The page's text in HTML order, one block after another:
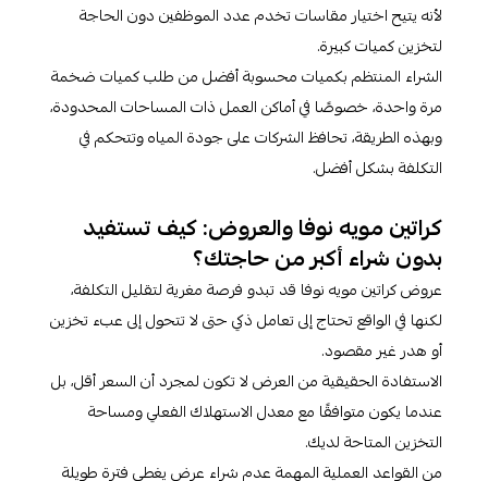
لأنه يتيح اختيار مقاسات تخدم عدد الموظفين دون الحاجة
لتخزين كميات كبيرة.
الشراء المنتظم بكميات محسوبة أفضل من طلب كميات ضخمة
مرة واحدة، خصوصًا في أماكن العمل ذات المساحات المحدودة،
وبهذه الطريقة، تحافظ الشركات على جودة المياه وتتحكم في
التكلفة بشكل أفضل.
كراتين مويه نوفا والعروض: كيف تستفيد
بدون شراء أكبر من حاجتك؟
عروض كراتين مويه نوفا قد تبدو فرصة مغرية لتقليل التكلفة،
لكنها في الواقع تحتاج إلى تعامل ذكي حتى لا تتحول إلى عبء تخزين
أو هدر غير مقصود.
الاستفادة الحقيقية من العرض لا تكون لمجرد أن السعر أقل، بل
عندما يكون متوافقًا مع معدل الاستهلاك الفعلي ومساحة
التخزين المتاحة لديك.
من القواعد العملية المهمة عدم شراء عرض يغطي فترة طويلة